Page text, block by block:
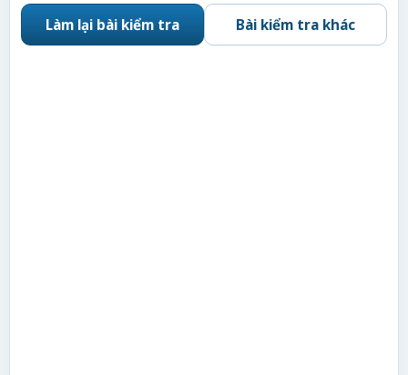
Làm lại bài kiểm tra Bài kiểm tra khác